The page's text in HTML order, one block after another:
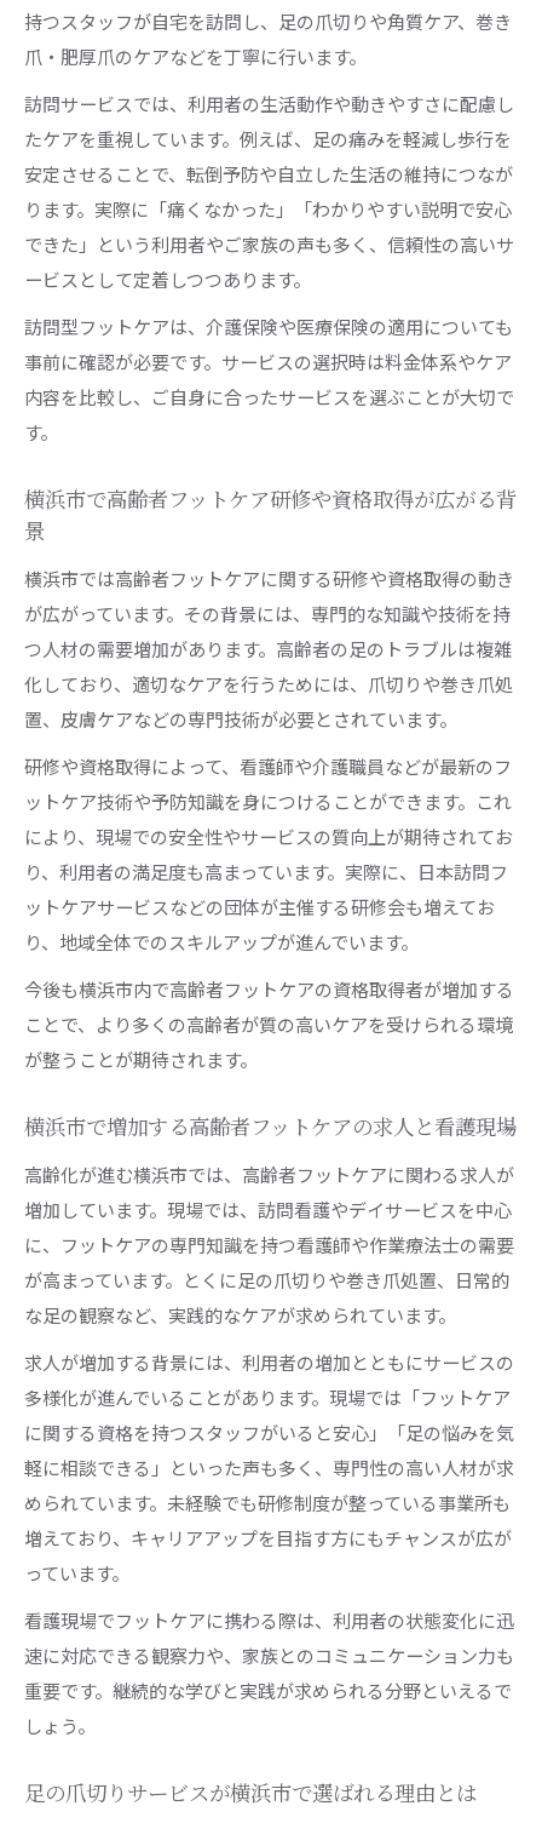
持つスタッフが自宅を訪問し、足の爪切りや角質ケア、巻き
爪・肥厚爪のケアなどを丁寧に行います。
訪問サービスでは、利用者の生活動作や動きやすさに配慮し
たケアを重視しています。例えば、足の痛みを軽減し歩行を
安定させることで、転倒予防や自立した生活の維持につなが
ります。実際に「痛くなかった」「わかりやすい説明で安心
できた」という利用者やご家族の声も多く、信頼性の高いサ
ービスとして定着しつつあります。
訪問型フットケアは、介護保険や医療保険の適用についても
事前に確認が必要です。サービスの選択時は料金体系やケア
内容を比較し、ご自身に合ったサービスを選ぶことが大切で
す。
横浜市で高齢者フットケア研修や資格取得が広がる背
景
横浜市では高齢者フットケアに関する研修や資格取得の動き
が広がっています。その背景には、専門的な知識や技術を持
つ人材の需要増加があります。高齢者の足のトラブルは複雑
化しており、適切なケアを行うためには、爪切りや巻き爪処
置、皮膚ケアなどの専門技術が必要とされています。
研修や資格取得によって、看護師や介護職員などが最新のフ
ットケア技術や予防知識を身につけることができます。これ
により、現場での安全性やサービスの質向上が期待されてお
り、利用者の満足度も高まっています。実際に、日本訪問フ
ットケアサービスなどの団体が主催する研修会も増えてお
り、地域全体でのスキルアップが進んでいます。
今後も横浜市内で高齢者フットケアの資格取得者が増加する
ことで、より多くの高齢者が質の高いケアを受けられる環境
が整うことが期待されます。
横浜市で増加する高齢者フットケアの求人と看護現場
高齢化が進む横浜市では、高齢者フットケアに関わる求人が
増加しています。現場では、訪問看護やデイサービスを中心
に、フットケアの専門知識を持つ看護師や作業療法士の需要
が高まっています。とくに足の爪切りや巻き爪処置、日常的
な足の観察など、実践的なケアが求められています。
求人が増加する背景には、利用者の増加とともにサービスの
多様化が進んでいることがあります。現場では「フットケア
に関する資格を持つスタッフがいると安心」「足の悩みを気
軽に相談できる」といった声も多く、専門性の高い人材が求
められています。未経験でも研修制度が整っている事業所も
増えており、キャリアアップを目指す方にもチャンスが広が
っています。
看護現場でフットケアに携わる際は、利用者の状態変化に迅
速に対応できる観察力や、家族とのコミュニケーション力も
重要です。継続的な学びと実践が求められる分野といえるで
しょう。
足の爪切りサービスが横浜市で選ばれる理由とは